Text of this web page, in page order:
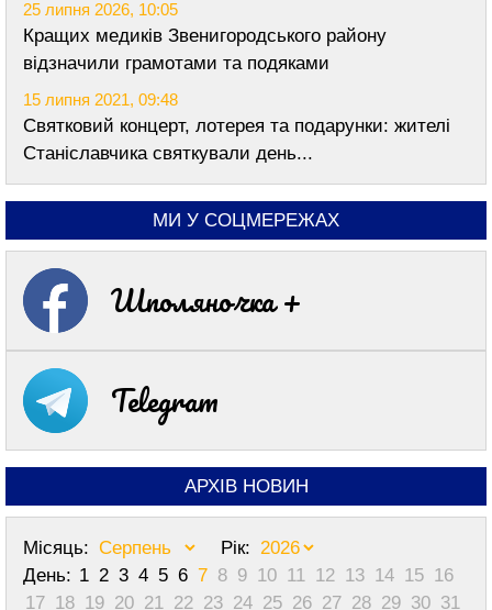
25 липня 2026, 10:05
Кращих медиків Звенигородського району
відзначили грамотами та подяками
15 липня 2021, 09:48
Святковий концерт, лотерея та подарунки: жителі
Станіславчика святкували день...
МИ У СОЦМЕРЕЖАХ
Шполяночка +
Telegram
АРХІВ НОВИН
Місяць:
Рік:
День: 1 2 3 4 5 6 7 8 9 10 11 12 13 14 15 16
17 18 19 20 21 22 23 24 25 26 27 28 29 30 31